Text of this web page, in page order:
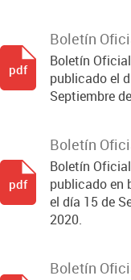
Boletín
Boletín
publicado el
Septiembre
pdf
Boletín
Boletín
publicado en
el día 15 de
2020.
pdf
Boletín